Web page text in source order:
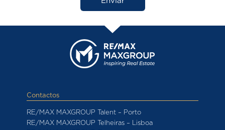
Contactos
RE/MAX MAXGROUP Talent – Porto
RE/MAX MAXGROUP Telheiras – Lisboa